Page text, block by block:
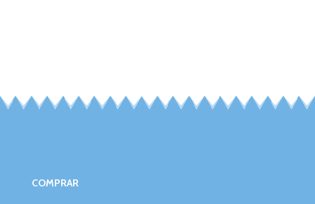
COMPRAR